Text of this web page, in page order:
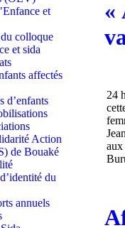
et
colloque
et sida
affectés
d’enfants
Action
de Bouaké
du
annuels
«
24
aux